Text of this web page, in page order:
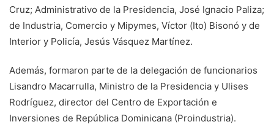
Cruz; Administrativo de la Presidencia, José Ignacio Paliza;
de Industria, Comercio y Mipymes, Víctor (Ito) Bisonó y de
Interior y Policía, Jesús Vásquez Martínez.
Además, formaron parte de la delegación de funcionarios
Lisandro Macarrulla, Ministro de la Presidencia y Ulises
Rodríguez, director del Centro de Exportación e
Inversiones de República Dominicana (Proindustria).